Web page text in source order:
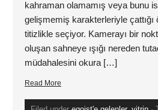
kahraman olamamış veya bunu
gelişmemiş karakterleriyle
titizlikle seçiyor. Kamerayı bir
oluşan sahneye ışığı nereden
müdahalesini okura […]
Read More